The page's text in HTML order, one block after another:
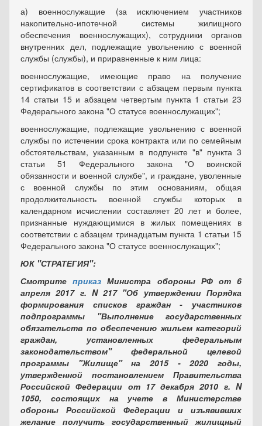
а) военнослужащие (за исключением участников
накопительно-ипотечной системы жилищного
обеспечения военнослужащих), сотрудники органов
внутренних дел, подлежащие увольнению с военной
службы (службы), и приравненные к ним лица:
военнослужащие, имеющие право на получение
сертификатов в соответствии с абзацем первым пункта
14 статьи 15 и абзацем четвертым пункта 1 статьи 23
Федерального закона "О статусе военнослужащих";
военнослужащие, подлежащие увольнению с военной
службы по истечении срока контракта или по семейным
обстоятельствам, указанным в подпункте "в" пункта 3
статьи 51 Федерального закона "О воинской
обязанности и военной службе", и граждане, уволенные
с военной службы по этим основаниям, общая
продолжительность военной службы которых в
календарном исчислении составляет 20 лет и более,
признанные нуждающимися в жилых помещениях в
соответствии с абзацем тринадцатым пункта 1 статьи 15
Федерального закона "О статусе военнослужащих";
ЮК "СТРАТЕГИЯ":
Смотритеприказ Министра обороны РФ от 6
апреля 2017 г. N 217 "Об утверждении Порядка
формирования списков граждан - участников
подпрограммы "Выполнение государственных
обязательств по обеспечению жильем категорий
граждан, установленных федеральным
законодательством" федеральной целевой
программы "Жилище" на 2015 - 2020 годы,
утвержденной постановлением Правительства
Российской Федерации от 17 декабря 2010 г. N
1050, состоящих на учете в Министерстве
обороны Российской Федерации и изъявивших
желание получить государственный жилищный